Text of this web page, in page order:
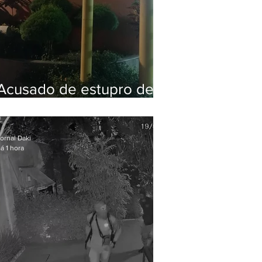
de estupro de
Daki
1 hora